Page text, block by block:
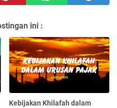
ini :
Kebijakan Khilafah dalam